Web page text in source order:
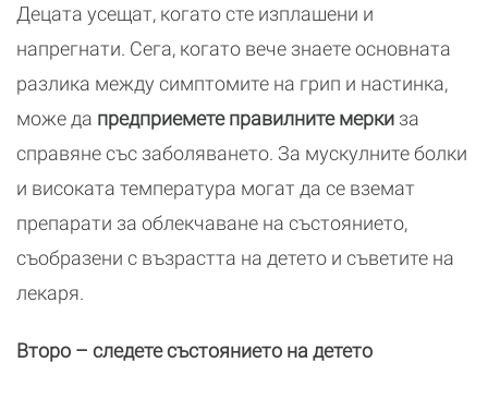
Децата усещат, когато сте изплашени и
напрегнати. Сега, когато вече знаете основната
разлика между симптомите на грип и настинка,
може да предприемете правилните мерки за
справяне със заболяването. За мускулните болки
и високата температура могат да се вземат
препарати за облекчаване на състоянието,
съобразени с възрастта на детето и съветите на
лекаря.
Второ – следете състоянието на детето